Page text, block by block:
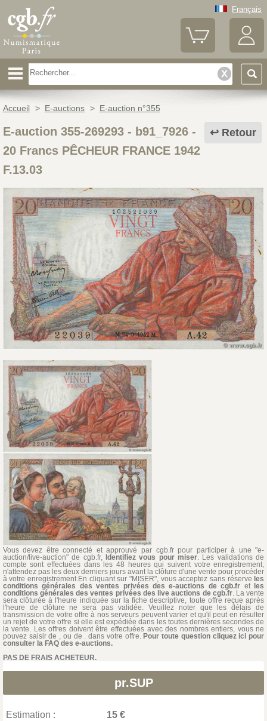
Français
Accueil > E-auctions > E-auction n°355
Retour
E-auction 355-269293 - b91_7926-
20 Francs PÊCHEUR FRANCE 1942
F.13.03
Vous devez être connecté et approuvé par cgb.fr pour participer à une "e-
auction/live-auction" de cgb.fr, Identifiez vous pour miser. Les validations de
compte sont effectuées dans les 48 heures qui suivent votre enregistrement,
n'attendez pas les deux derniers jours avant la clôture d'une vente pour procéder
à votre enregistrement.En cliquant sur "MISER", vous acceptez sans réserve les
conditions générales des ventes privées des e-auctions de cgb.fr et les
conditions générales des ventes privées des live auctions de cgb.fr. La vente
sera clôturée à l'heure indiquée sur la fiche descriptive, toute offre reçue après
l'heure de clôture ne sera pas validée. Veuillez noter que les délais de
transmission de votre offre à nos serveurs peuvent varier et qu'il peut en résulter
un rejet de votre offre si elle est expédiée dans les toutes dernières secondes de
la vente. Les offres doivent être effectuées avec des nombres entiers, vous ne
pouvez saisir de , ou de . dans votre offre. Pour toute question cliquez ici pour
consulter la FAQ des e-auctions.
PAS DE FRAIS ACHETEUR.
pr.SUP
Estimation :
15 €